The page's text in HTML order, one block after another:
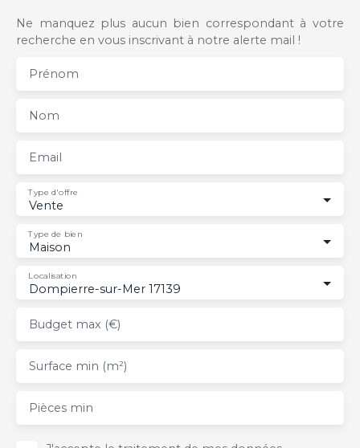
Ne manquez plus aucun bien correspondant à votre
recherche en vous inscrivant à notre alerte mail !
Prénom
Nom
Email
Vente
Type d'offre
Maison
Type de bien
Dompierre-sur-Mer 17139
Localisation
Budget max (€)
Surface min (m²)
Pièces min